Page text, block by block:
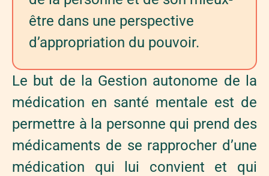
être dans une perspective
d’appropriation du pouvoir.
Le but de la Gestion autonome de la
médication en santé mentale est de
permettre à la personne qui prend des
médicaments de se rapprocher d’une
médication qui lui convient et qui